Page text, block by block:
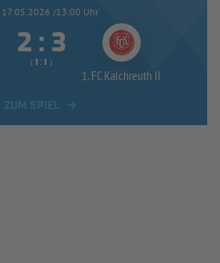
17.05.2026 /13:00 Uhr
 : 
(  :  )
1. FC Kalchreuth II